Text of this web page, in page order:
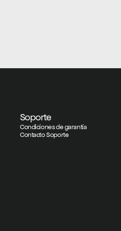
Soporte
Condiciones de garantía
Contacto Soporte